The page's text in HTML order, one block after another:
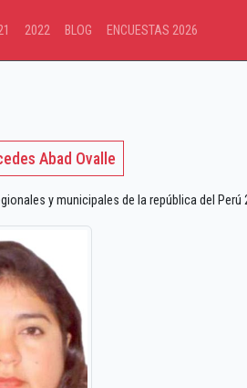
2022 BLOG ENCUESTAS 2026
Abad Ovalle
y municipales de la república del Perú